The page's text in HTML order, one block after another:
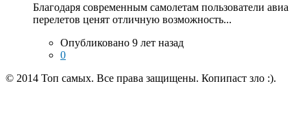
Благодаря современным самолетам пользователи авиа
перелетов ценят отличную возможность...
Опубликовано 9 лет назад
0
© 2014 Топ самых. Все права защищены. Копипаст зло :).